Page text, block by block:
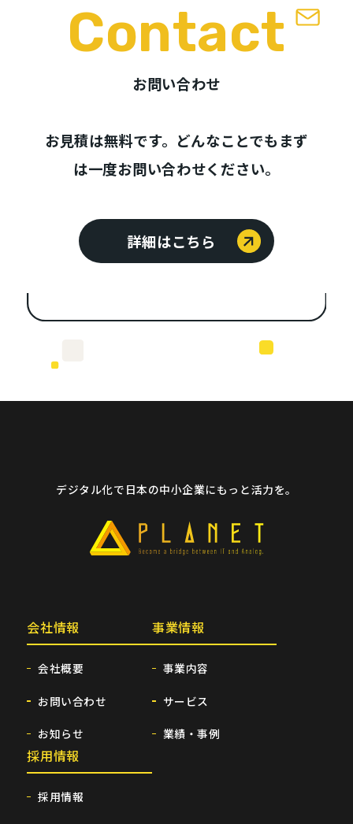
Contact
お問い合わせ
お見積は無料です。どんなことでもまず
は一度お問い合わせください。
詳細はこちら
デジタル化で日本の中小企業にもっと活力を。
会社情報
会社概要
お問い合わせ
お知らせ
事業情報
事業内容
サービス
業績・事例
採用情報
採用情報